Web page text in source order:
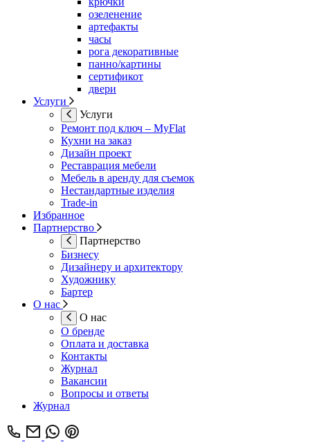
озеленение
артефакты
часы
рога декоративные
панно/картины
сертификот
двери
Услуги
Услуги
Ремонт под ключ – MyFlat
Кухни на заказ
Дизайн проект
Реставрация мебели
Мебель в аренду для съемок
Нестандартные изделия
Trade-in
Избранное
Партнерство
Партнерство
Бизнесу
Дизайнеру и архитектору
Художнику
Бартер
О нас
О нас
О бренде
Оплата и доставка
Контакты
Журнал
Вакансии
Вопросы и ответы
Журнал